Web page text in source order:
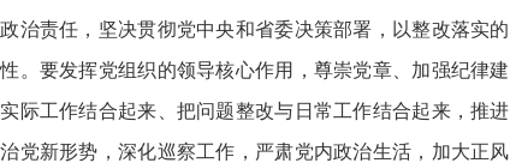
治责任，坚决贯彻党中央和省委决策部署，以整改落实
。要发挥党组织的领导核心作用，尊崇党章、加强纪律
际工作结合起来、把问题整改与日常工作结合起来，推
党新形势，深化巡察工作，严肃党内政治生活，加大正